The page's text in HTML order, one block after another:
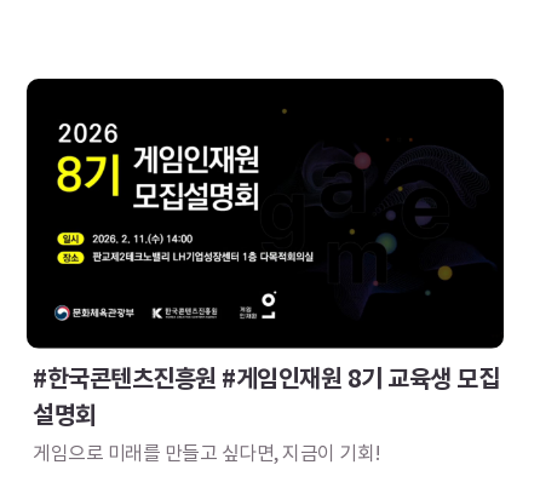
#한국콘텐츠진흥원 #게임인재원 8기 교육생 모집
설명회
게임으로 미래를 만들고 싶다면, 지금이 기회!